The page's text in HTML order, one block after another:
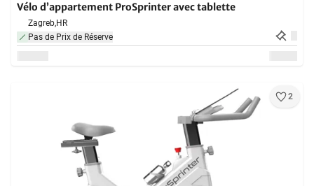
Vélo d’appartement ProSprinter avec tablette
Zagreb,HR
Pas de Prix de Réserve
2